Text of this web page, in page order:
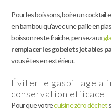
Pour les boissons, boire un cocktail
en bambou qu’avec une paille en
boisson reste fraîche, pensez aux
remplacer les gobelets jetables
vous êtes en extérieur.
Éviter le gaspillage
conservation efficace
Pour que votrecuisine zéro déchet